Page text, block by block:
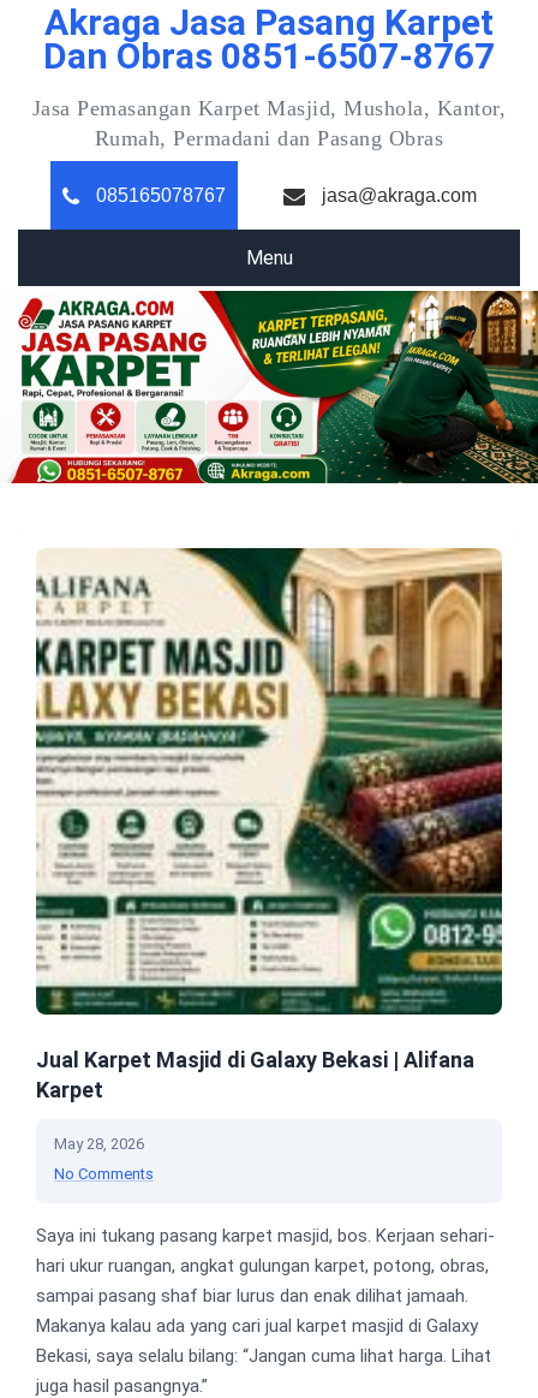
content
Akraga Jasa Pasang Karpet
Dan Obras 0851-6507-8767
Jasa Pemasangan Karpet Masjid, Mushola, Kantor,
Rumah, Permadani dan Pasang Obras
085165078767 jasa@akraga.com
Menu
Jual Karpet Masjid di Galaxy Bekasi | Alifana
Karpet
May 28, 2026
No Comments
Saya ini tukang pasang karpet masjid, bos. Kerjaan sehari-
hari ukur ruangan, angkat gulungan karpet, potong, obras,
sampai pasang shaf biar lurus dan enak dilihat jamaah.
Makanya kalau ada yang cari jual karpet masjid di Galaxy
Bekasi, saya selalu bilang: “Jangan cuma lihat harga. Lihat
juga hasil pasangnya.”